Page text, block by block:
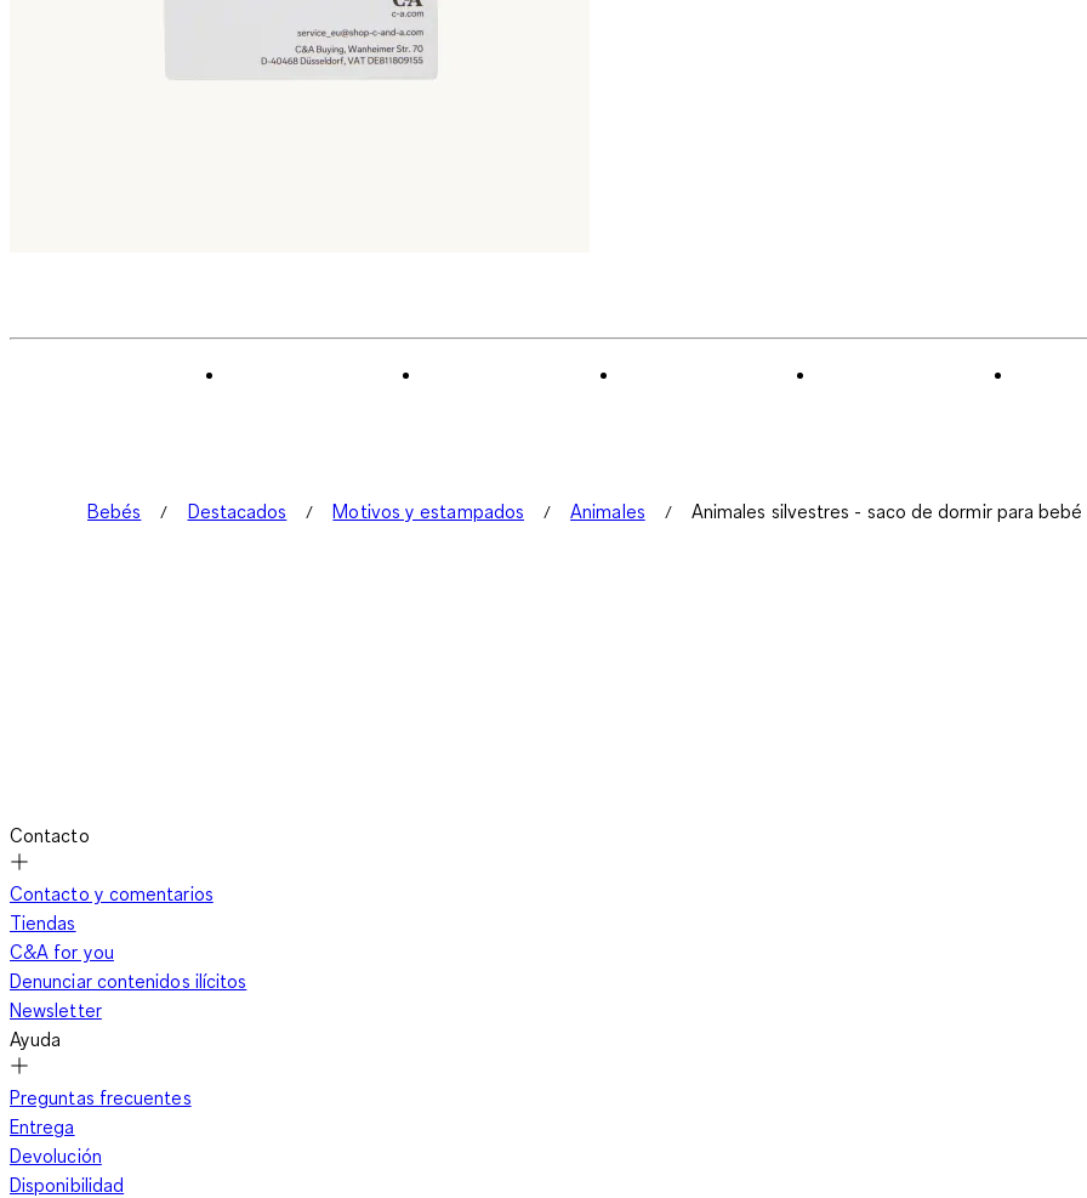
Bebés Destacados Motivos y estampados Animales Animales silvestres - saco de dormir para bebé
Contacto
Contacto y comentarios
Tiendas
C&A for you
Denunciar contenidos ilícitos
Newsletter
Ayuda
Preguntas frecuentes
Entrega
Devolución
Disponibilidad